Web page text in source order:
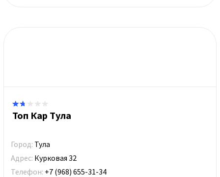
Топ Кар Тула
Город: Тула
Адрес: Курковая 32
Телефон: +7 (968) 655-31-34